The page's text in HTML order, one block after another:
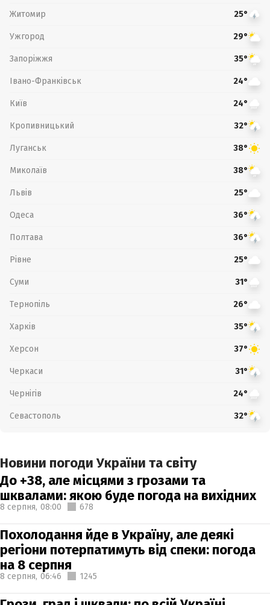
Житомир 25°
Ужгород 29°
Запоріжжя 35°
Івано-Франківськ 24°
Київ 24°
Кропивницький 32°
Луганськ 38°
Миколаїв 38°
Львів 25°
Одеса 36°
Полтава 36°
Рівне 25°
Суми 31°
Тернопіль 26°
Харків 35°
Херсон 37°
Черкаси 31°
Чернігів 24°
Севастополь 32°
Новини погоди України та світу
До +38, але місцями з грозами та
шквалами: якою буде погода на вихідних
8 серпня, 08:00 678
Похолодання йде в Україну, але деякі
регіони потерпатимуть від спеки: погода
на 8 серпня
8 серпня, 06:46 1245